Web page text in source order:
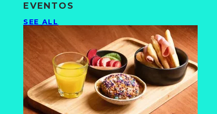
EVENTOS
SEE ALL